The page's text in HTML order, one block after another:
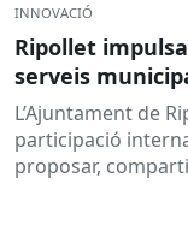
INNOVACIÓ
Ripollet
serveis
col·laborativa
L’Ajuntament de
participació
proposar,